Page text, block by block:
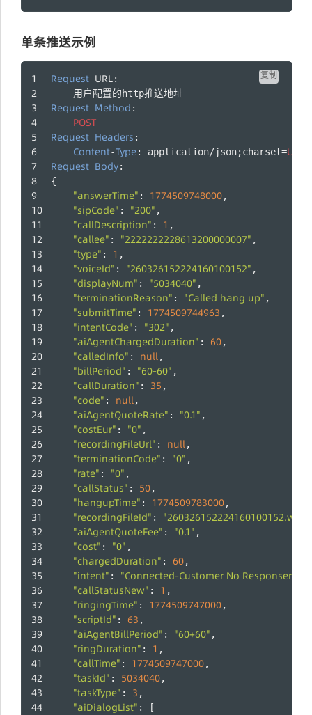
单条推送示例
复制
Request URL:
    用户配置的http推送地址
Request Method :
POST
Request Headers :
Content-Type: application/json;charset=UTF
Request Body:
{
"answerTime" : 1774509748000,
"sipCode" : "200" ,
"callDescription" : 1 ,
"callee" : "2222222228613200000007" ,
"type" : 1 ,
"voiceId" : "260326152224160100152" ,
"displayNum" : "5034040" ,
"terminationReason" : "Called hang up" ,
"submitTime" : 1774509744963 ,
"intentCode" : "302" ,
"aiAgentChargedDuration" : 60,
"calledInfo" : null,
"billPeriod" : "60-60" ,
"callDuration" : 35 ,
"code" : null,
"aiAgentQuoteRate" : "0.1" ,
"costEur" : "0" ,
"recordingFileUrl" : null,
"terminationCode" : "0" ,
"rate" : "0" ,
"callStatus" : 50,
"hangupTime" : 1774509783000,
"recordingFileId" : "260326152224160100152.wav"
"aiAgentQuoteFee" : "0.1" ,
"cost" : "0" ,
"chargedDuration" : 60,
"intent" : "Connected-Customer No Responsern"
"callStatusNew" : 1 ,
"ringingTime" : 1774509747000,
"scriptId" : 63 ,
"aiAgentBillPeriod" : "60+60" ,
"ringDuration" : 1 ,
"callTime" : 1774509747000,
"taskId" : 5034040,
"taskType" : 3 ,
"aiDialogList" : [